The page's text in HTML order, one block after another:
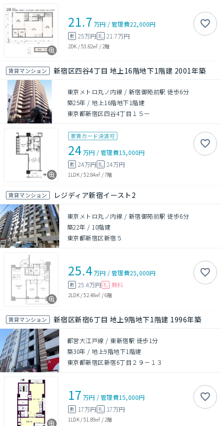
21.7 万円 /管理費22,000円
敷 25万円 礼 21.7万円
2DK /53.82㎡ / 2階
賃貸マンション 新宿区四谷4丁目 地上16階地下1階建 2001年築
東京メトロ丸ノ内線 / 新宿御苑前駅 徒歩6分
築25年 /地上16階地下1階建
東京都新宿区四谷4丁目１５ー
家賃カード決済可
24万円 /管理費15,000円
敷 24万円 礼 24万円
1LDK/52.84㎡ /7階
賃貸マンション レジディア新宿イースト2
東京メトロ丸ノ内線 / 新宿御苑前駅 徒歩6分
築22年 / 10階建
東京都新宿区新宿５
25.4万円 /管理費25,000円
敷 25.4万円 礼 無料
2LDK/52.48㎡ /6階
賃貸マンション 新宿区新宿6丁目 地上9階地下1階建 1996年築
都営大江戸線 / 東新宿駅 徒歩1分
築30年 /地上9階地下1階建
東京都新宿区新宿6丁目２９－１３
17 万円 /管理費15,000円
敷 17万円 礼 17万円
1LDK/51.89㎡ / 2階